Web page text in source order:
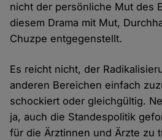
nicht der persönliche Mut des
diesem Drama mit Mut,
Chuzpe entgegenstellt.
Es reicht nicht, der
anderen Bereichen einfach
schockiert oder gleichgültig.
ja, auch die Standespolitik
für die Ärztinnen und Ärzte zu